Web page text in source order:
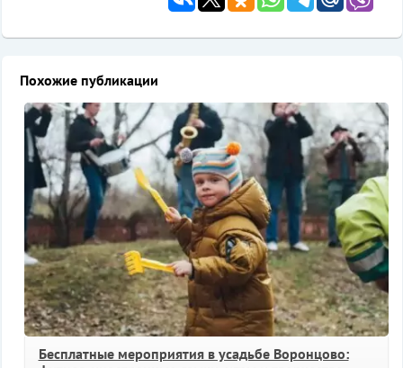
Похожие публикации
Бесплатные мероприятия в усадьбе Воронцово: